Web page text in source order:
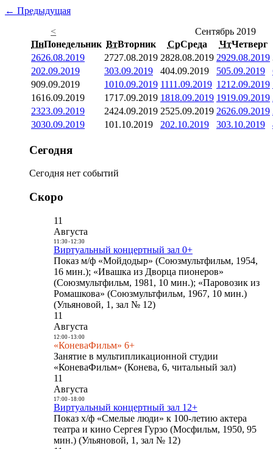
← Предыдущая
<
Сентябрь 2019
ПнПонедельник ВтВторник СрСреда ЧтЧетверг
2626.08.2019 2727.08.2019 2828.08.2019 2929.08.2019
202.09.2019 303.09.2019 404.09.2019 505.09.2019
909.09.2019 1010.09.2019 1111.09.2019 1212.09.2019
1616.09.2019 1717.09.2019 1818.09.2019 1919.09.2019
2323.09.2019 2424.09.2019 2525.09.2019 2626.09.2019
3030.09.2019 101.10.2019 202.10.2019 303.10.2019
Сегодня
Сегодня нет событий
Скоро
11
Августа
11:30- 12:30
Виртуальный концертный зал 0+
Показ м/ф «Мойдодыр» (Союзмультфильм, 1954,
16 мин.); «Ивашка из Дворца пионеров»
(Союзмультфильм, 1981, 10 мин.); «Паровозик из
Ромашкова» (Союзмультфильм, 1967, 10 мин.)
(Ульяновой, 1, зал № 12)
11
Августа
12:00- 13:00
«КоневаФильм» 6+
Занятие в мультипликационной студии
«КоневаФильм» (Конева, 6, читальный зал)
11
Августа
17:00- 18:00
Виртуальный концертный зал 12+
Показ х/ф «Смелые люди» к 100-летию актера
театра и кино Сергея Гурзо (Мосфильм, 1950, 95
мин.) (Ульяновой, 1, зал № 12)